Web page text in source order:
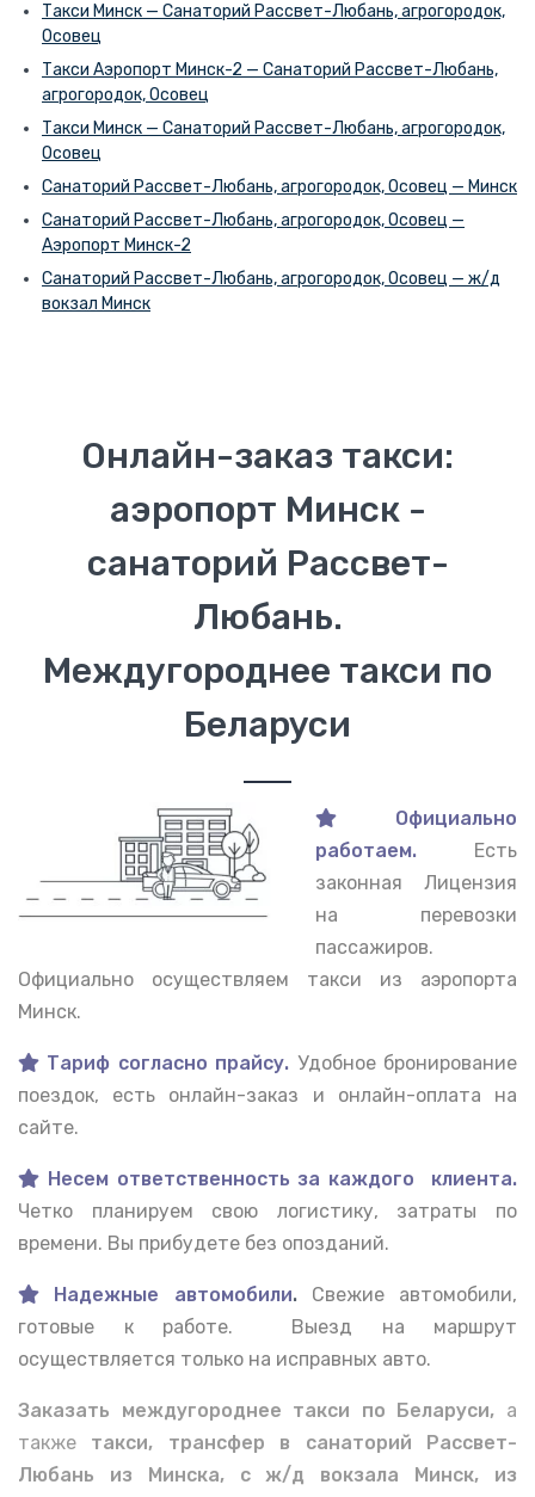
Такси Минск — Санаторий Рассвет-Любань, агрогородок,
Осовец
Такси Аэропорт Минск-2 — Санаторий Рассвет-Любань,
агрогородок, Осовец
Такси Минск — Санаторий Рассвет-Любань, агрогородок,
Осовец
Санаторий Рассвет-Любань, агрогородок, Осовец — Минск
Санаторий Рассвет-Любань, агрогородок, Осовец —
Аэропорт Минск-2
Санаторий Рассвет-Любань, агрогородок, Осовец — ж/д
вокзал Минск
Онлайн-заказ такси:
аэропорт Минск -
санаторий Рассвет-
Любань.
Междугороднее такси по
Беларуси
Официально
работаем.
Есть
законная Лицензия
на перевозки
пассажиров.
Официально осуществляем такси из аэропорта
Минск.
Тариф согласно прайсу. Удобное бронирование
поездок, есть онлайн-заказ и онлайн-оплата на
сайте.
Несем ответственность за каждого клиента.
Четко планируем свою логистику, затраты по
времени. Вы прибудете без опозданий.
Надежные автомобили. Свежие автомобили,
готовые к работе. Выезд на маршрут
осуществляется только на исправных авто.
Заказать междугороднее такси по Беларуси, а
также такси, трансфер в санаторий Рассвет-
Любань из Минска, с ж/д вокзала Минск, из